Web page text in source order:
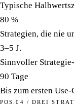
Typische
80 %
Strategien, die nie
3–5 J.
Sinnvoller
90 Tage
Bis zum ersten
POS.04 / DREI